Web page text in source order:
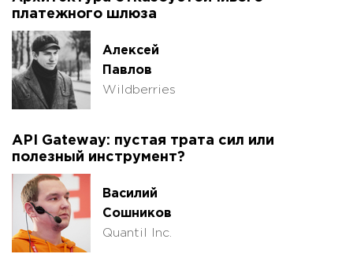
платежного шлюза
Алексей
Павлов
Wildberries
API Gateway: пустая трата сил или
полезный инструмент?
Василий
Сошников
Quantil Inc.